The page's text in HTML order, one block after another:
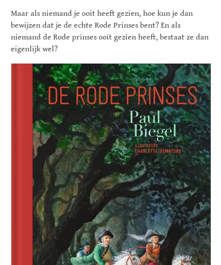
Maar als niemand je ooit heeft gezien, hoe kun je dan
bewijzen dat je de echte Rode Prinses bent? En als
niemand de Rode prinses ooit gezien heeft, bestaat ze dan
eigenlijk wel?